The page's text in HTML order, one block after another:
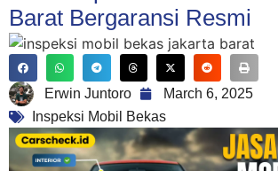
Barat Bergaransi Resmi
Erwin Juntoro
March 6, 2025
Inspeksi Mobil Bekas